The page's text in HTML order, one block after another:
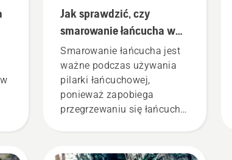
Jak sprawdzić, czy
smarowanie łańcucha w
Twojej pilarce działa
Smarowanie łańcucha jest
ważne podczas używania
pilarki łańcuchowej,
ponieważ zapobiega
przegrzewaniu się łańcucha
prowadnicy bez tarcia.